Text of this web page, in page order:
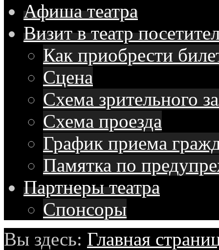
Афишатеатра
Визит в театр
Как приобрести
Сцена
Схема зрительного
Схема проезда
График приема
Памятка по
Партнерытеатра
Спонсоры
Вы здесь: Главная